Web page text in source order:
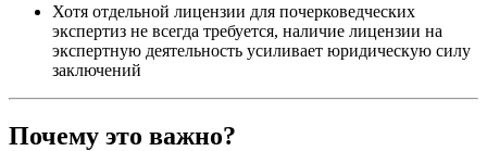
Хотя отдельной лицензии для почерковедческих
экспертиз не всегда требуется, наличие лицензии на
экспертную деятельность усиливает юридическую силу
заключений
Почему это важно?